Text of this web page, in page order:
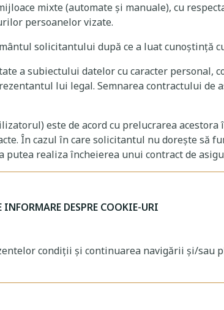
mixte (automate și manuale), cu
persoanelor vizate.
solicitantului după ce a luat cunoștință
a subiectului datelor cu caracter personal,
lui legal. Semnarea contractului de
este de acord cu prelucrarea
În cazul în care solicitantul nu dorește să
putea realiza încheierea unui contract de
DESPRE COOKIE-URI
condiții și continuarea navigării și/sau